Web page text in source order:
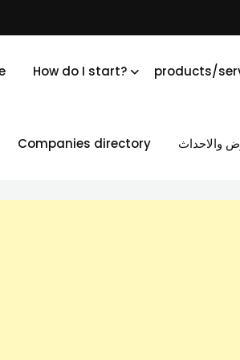
How do I start? products/
Companies directory والاحداث